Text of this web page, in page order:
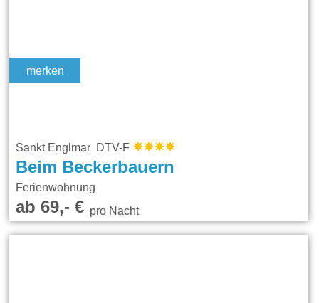
merken
Sankt Englmar DTV-F
Beim Beckerbauern
Ferienwohnung
ab 69,- €pro Nacht